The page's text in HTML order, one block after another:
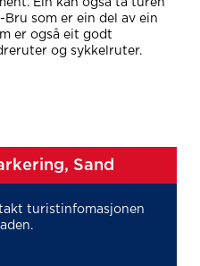
som er ein del av ein
er også eit godt
og sykkelruter.
Sand
turistinfomasjonen